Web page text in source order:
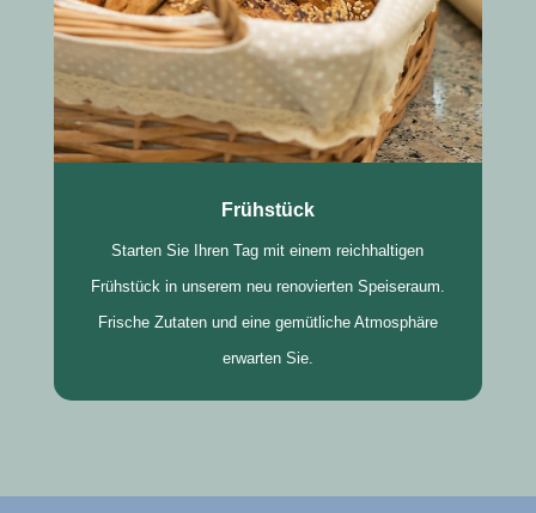
Frühstück
Starten Sie Ihren Tag mit einem reichhaltigen
Frühstück in unserem neu renovierten Speiseraum.
Frische Zutaten und eine gemütliche Atmosphäre
erwarten Sie.